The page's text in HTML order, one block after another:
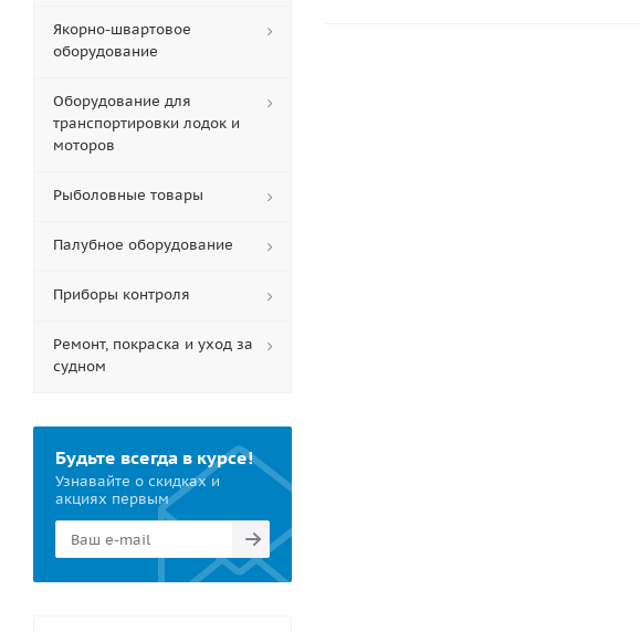
Якорно-швартовое
оборудование
Оборудование для
транспортировки лодок и
моторов
Рыболовные товары
Палубное оборудование
Приборы контроля
Ремонт, покраска и уход за
судном
Будьте всегда в курсе!
Узнавайте о скидках и
акциях первым